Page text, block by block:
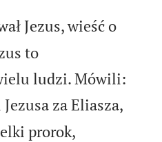
Jezus, wieść o
to
ludzi. Mówili:
za Eliasza,
prorok,